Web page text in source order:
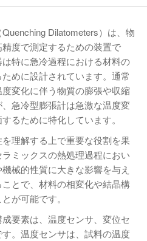
Dilatometers）は、物
度で測定するための装置で
特に急冷過程における材料の
めに設計されています。通常
変化に伴う物質の膨張や収縮
急冷型膨張計は急激な温度変
るために特化しています。
理解する上で重要な役割を果
ミックスの熱処理過程におい
械的性質に大きな影響を与え
とで、材料の相変化や結晶構
が可能です。
要素は、温度センサ、変位セ
。温度センサは、試料の温度